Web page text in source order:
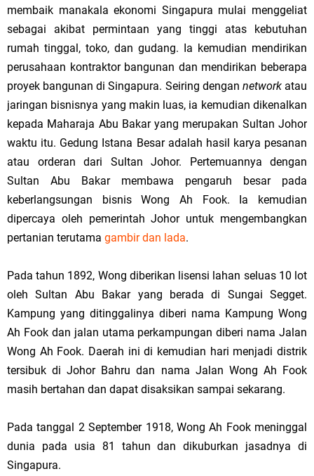
membaik manakala ekonomi Singapura mulai menggeliat
sebagai akibat permintaan yang tinggi atas kebutuhan
rumah tinggal, toko, dan gudang. Ia kemudian mendirikan
perusahaan kontraktor bangunan dan mendirikan beberapa
proyek bangunan di Singapura. Seiring dengan networkatau
jaringan bisnisnya yang makin luas, ia kemudian dikenalkan
kepada Maharaja Abu Bakar yang merupakan Sultan Johor
waktu itu. Gedung Istana Besar adalah hasil karya pesanan
atau orderan dari Sultan Johor. Pertemuannya dengan
Sultan Abu Bakar membawa pengaruh besar pada
keberlangsungan bisnis Wong Ah Fook. Ia kemudian
dipercaya oleh pemerintah Johor untuk mengembangkan
pertanian terutama gambir dan lada.
Pada tahun 1892, Wong diberikan lisensi lahan seluas 10 lot
oleh Sultan Abu Bakar yang berada di Sungai Segget.
Kampung yang ditinggalinya diberi nama Kampung Wong
Ah Fook dan jalan utama perkampungan diberi nama Jalan
Wong Ah Fook. Daerah ini di kemudian hari menjadi distrik
tersibuk di Johor Bahru dan nama Jalan Wong Ah Fook
masih bertahan dan dapat disaksikan sampai sekarang.
Pada tanggal 2 September 1918, Wong Ah Fook meninggal
dunia pada usia 81 tahun dan dikuburkan jasadnya di
Singapura.